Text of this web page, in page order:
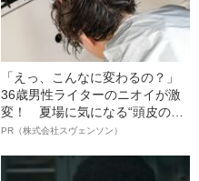
「えっ、こんなに変わるの？」
36歳男性ライターのニオイが激
変！ 夏場に気になる“頭皮のニ
オイ”や“ベタつき”を解消す
ト”が生み出した徹底ケアとは
PR（株式会社スヴェンソン）